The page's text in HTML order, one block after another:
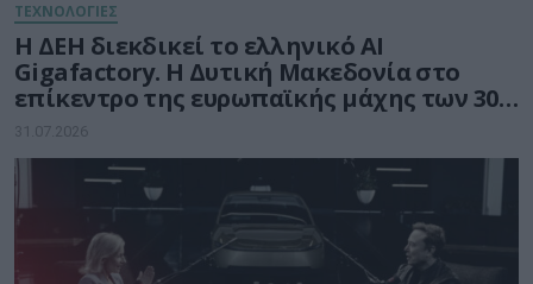
ΤΕΧΝΟΛΟΓΙΕΣ
Η ΔΕΗ διεκδικεί το ελληνικό AI
Gigafactory. Η Δυτική Μακεδονία στο
επίκεντρο της ευρωπαϊκής μάχης των 30
δισ. ευρώ για την Τεχνητή Νοημοσύνη
31.07.2026